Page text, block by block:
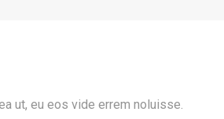
ut, eu eos vide errem noluisse.